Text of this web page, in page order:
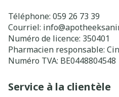
Téléphone: 059 26 73 39
Courriel: info@
Numéro de licence: 350401
Pharmacien responsable:
Numéro TVA: BE0448804548
Service à la clientèle